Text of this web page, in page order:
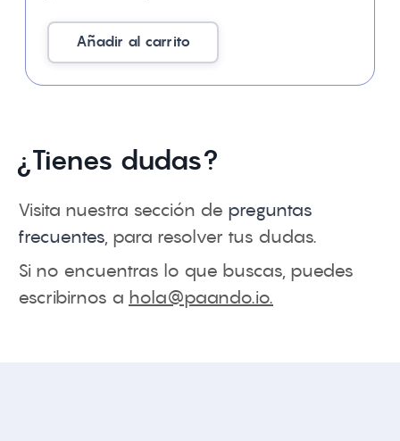
Añadir al carrito
¿Tienes dudas?
Visita nuestra sección de preguntas
frecuentes , para resolver tus dudas.
Si no encuentras lo que buscas, puedes
escribirnos a hola@paando.io.